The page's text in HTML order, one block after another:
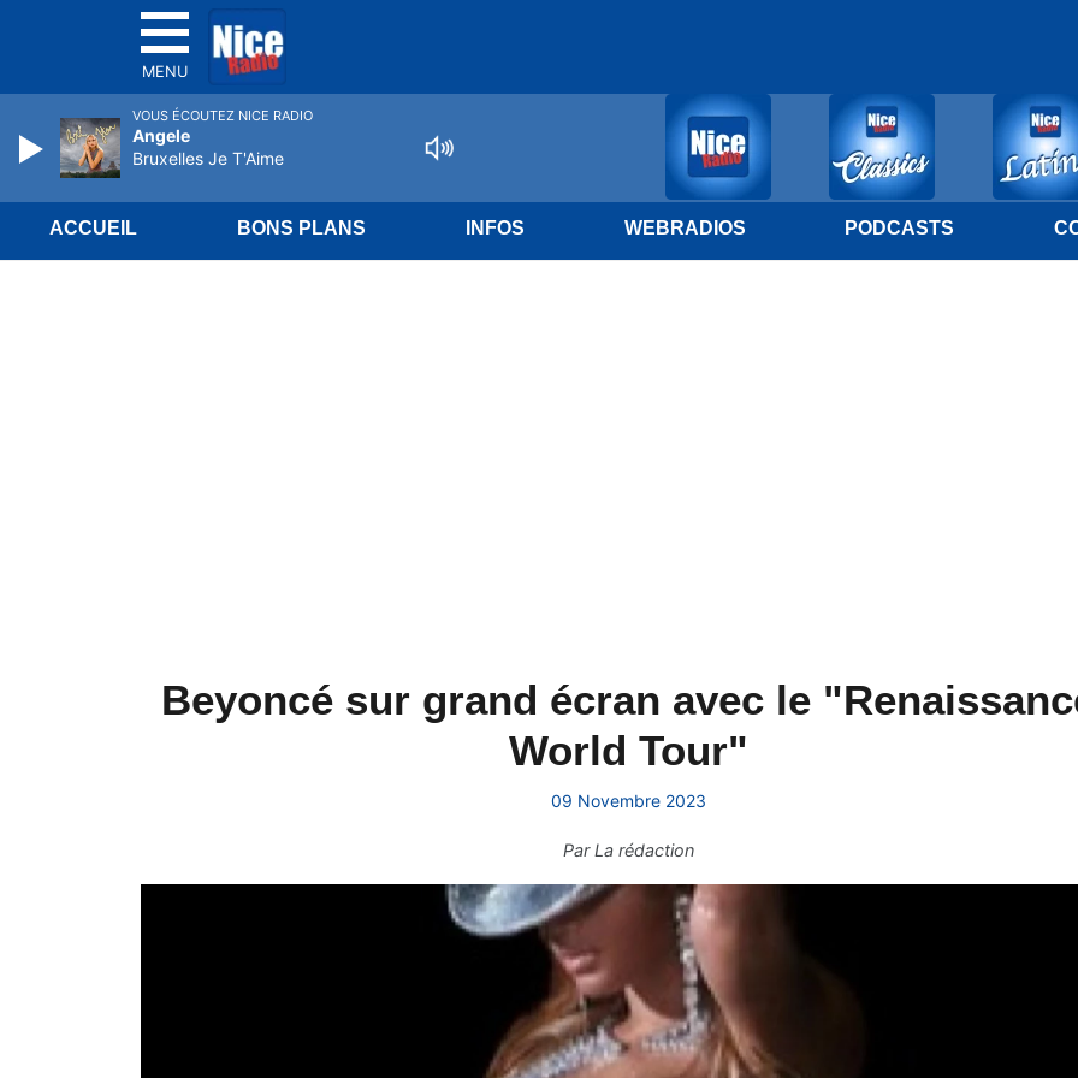
MENU
ACCUEIL BONS PLANS INFOS WEBRADIOS PODCASTS
Beyoncé sur grand écran avec le
World Tour"
09 Novembre 2023
ParLa rédaction
VOUS ÉCOUTEZ NICE RADIO
Angele
Bruxelles Je T'Aime